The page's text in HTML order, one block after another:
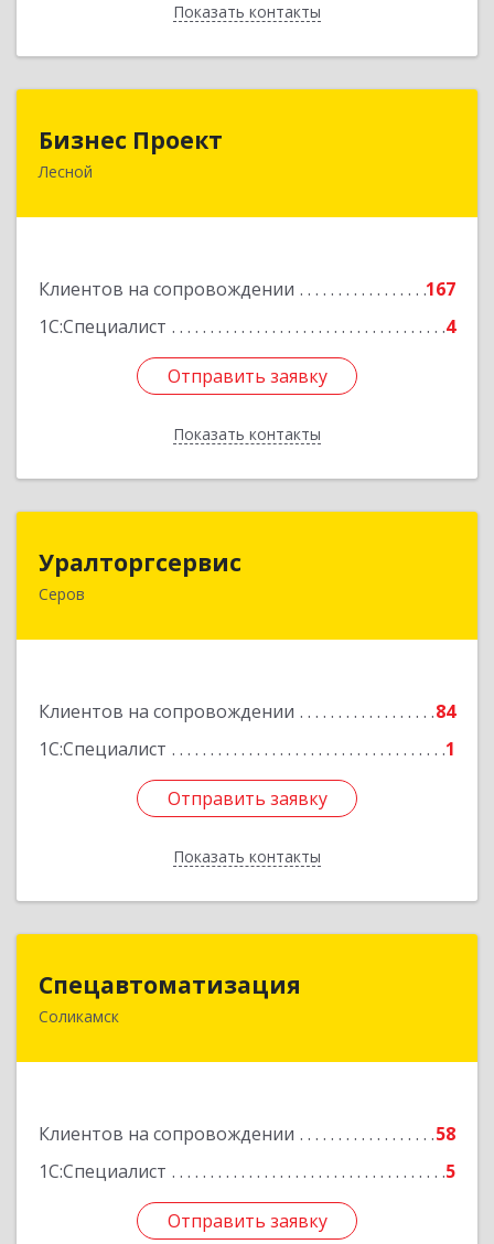
Показать контакты
Назад
Бизнес Проект
Лесной
Клиентов на сопровождении
167
1С:Специалист
4
Отправить заявку
Показать контакты
624200, Свердловская обл, Лесной г, Сиротина
Отправить заявку
Назад
Уралторгсервис
Серов
Клиентов на сопровождении
84
1С:Специалист
1
Отправить заявку
Показать контакты
624980, Свердловская обл, Серов г, Кирова ул,
Отправить заявку
Назад
Спецавтоматизация
Соликамск
Клиентов на сопровождении
58
1С:Специалист
5
Отправить заявку
Отправить заявку